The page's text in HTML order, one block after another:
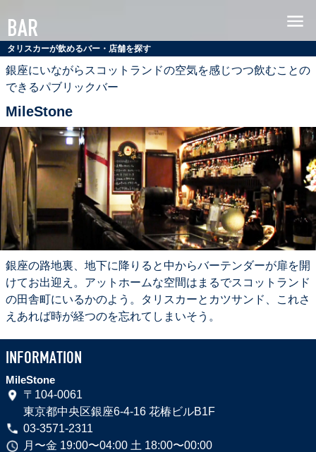
グ
ル
モ
ト
ス
コ
ッ
チ
ウ
ス
キ
ー
タ
リ
ス
MADE
BY
THE
BAR
タリスカーが飲めるバー・店舗を探す
銀座にいながらスコットランドの空気を感じつつ飲むことの
できるパブリックバー
MileStone
銀座の路地裏、地下に降りると中からバーテンダーが扉を開
けてお出迎え。アットホームな空間はまるでスコットランド
の田舎町にいるかのよう。タリスカーとカツサンド、これさ
えあれば時が経つのを忘れてしまいそう。
INFORMATION
MileStone
〒104-0061
東京都中央区銀座6-4-16 花椿ビルB1F
03-3571-2311
月〜金 19:00〜04:00 土 18:00〜00:00